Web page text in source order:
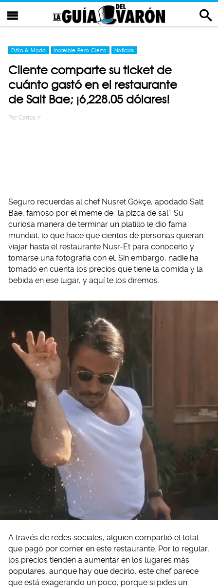
Estilo & Moda Increíble Pero Cierto Noticias
Cliente comparte su ticket de
cuánto gastó en el restaurante
de Salt Bae; ¡6,228.05 dólares!
Por Carlos Y
Seguro recuerdas al chef Nusret Gökçe, apodado Salt
Bae, famoso por el meme de “la pizca de sal”. Su
curiosa manera de terminar un platillo le dio fama
mundial, lo que hace que cientos de personas quieran
viajar hasta el restaurante Nusr-Et para conocerlo y
tomarse una fotografía con él. Sin embargo, nadie ha
tomado en cuenta los precios que tiene la comida y la
bebida en ese lugar, y aquí te los diremos.
A través de redes sociales, alguien compartió el total
que pagó por comer en este restaurante. Por lo regular,
los precios tienden a aumentar en los lugares más
populares, aunque hay que decirlo, este chef parece
que está exagerando un poco, porque si pides un